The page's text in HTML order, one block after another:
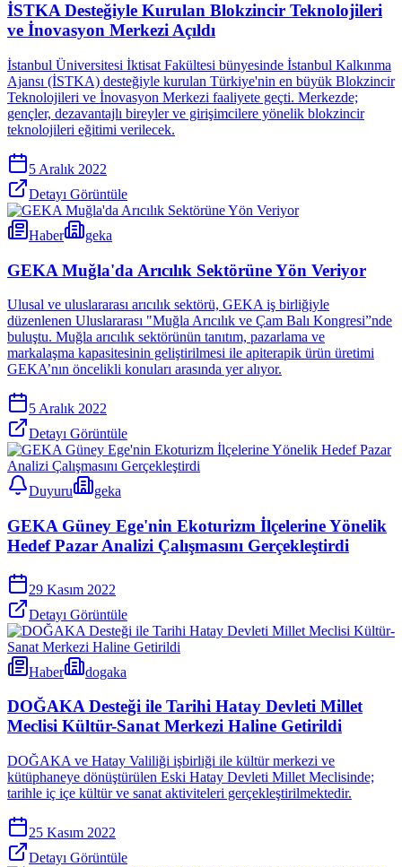
İSTKA Desteğiyle Kurulan Blokzincir Teknolojileri
ve İnovasyon Merkezi Açıldı
İstanbul Üniversitesi İktisat Fakültesi bünyesinde İstanbul Kalkınma
Ajansı (İSTKA) desteğiyle kurulan Türkiye'nin en büyük Blokzincir
Teknolojileri ve İnovasyon Merkezi faaliyete geçti. Merkezde;
gençler, dezavantajlı bireyler ve girişimcilere yönelik blokzincir
teknolojileri eğitimi verilecek.
5 Aralık 2022
Detayı Görüntüle
Haber geka
GEKA Muğla'da Arıcılık Sektörüne Yön Veriyor
Ulusal ve uluslararası arıcılık sektörü, GEKA iş birliğiyle
düzenlenen Uluslararası "Muğla Arıcılık ve Çam Balı Kongresi”nde
buluştu. Muğla arıcılık sektörünün tanıtım, pazarlama ve
markalaşma kapasitesinin geliştirilmesi ile apiterapik ürün üretimi
GEKA’nın öncelikli konuları arasında yer alıyor.
5 Aralık 2022
Detayı Görüntüle
Duyuru geka
GEKA Güney Ege'nin Ekoturizm İlçelerine Yönelik
Hedef Pazar Analizi Çalışmasını Gerçekleştirdi
29 Kasım 2022
Detayı Görüntüle
Haber dogaka
DOĞAKA Desteği ile Tarihi Hatay Devleti Millet
Meclisi Kültür-Sanat Merkezi Haline Getirildi
DOĞAKA ve Hatay Valiliği işbirliği ile kültür merkezi ve
kütüphaneye dönüştürülen Eski Hatay Devleti Millet Meclisinde;
tarihle iç içe kültür ve sanat aktiviteleri gerçekleştirilmektedir.
25 Kasım 2022
Detayı Görüntüle